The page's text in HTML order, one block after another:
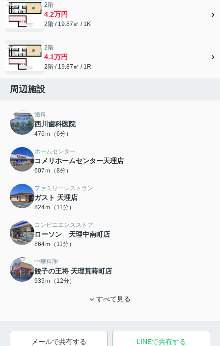
2階
4.2万円
2階 / 19.87㎡ / 1K
2階
4.1万円
2階 / 19.87㎡ / 1R
周辺施設
歯科
西川歯科医院
476ｍ（6分）
ホームセンター
コメリホームセンター天理店
607ｍ（8分）
ファミリーレストラン
ガスト 天理店
824ｍ（11分）
コンビニエンスストア
ローソン 天理中南町店
864ｍ（11分）
中華料理
餃子の王将 天理荒蒔町店
939ｍ（12分）
すべて見る
メールで共有する LINEで共有する